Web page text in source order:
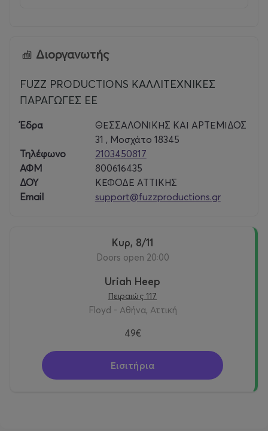
Official Website|Facebook
Διοργανωτής
FUZZ PRODUCTIONS ΚΑΛΛΙΤΕΧΝΙΚΕΣ
ΠΑΡΑΓΩΓΕΣ ΕΕ
Έδρα
ΘΕΣΣΑΛΟΝΙΚΗΣ ΚΑΙ ΑΡΤΕΜΙΔΟΣ
31 , Μοσχάτο 18345
Τηλέφωνο
2103450817
ΑΦΜ
800616435
ΔΟΥ
ΚΕΦΟΔΕ ΑΤΤΙΚΗΣ
Email
support@fuzzproductions.gr
Κυρ, 8/11
Doors open 20:00
Uriah Heep
Πειραιώς 117
Floyd - Αθήνα, Αττική
49€
Εισιτήρια